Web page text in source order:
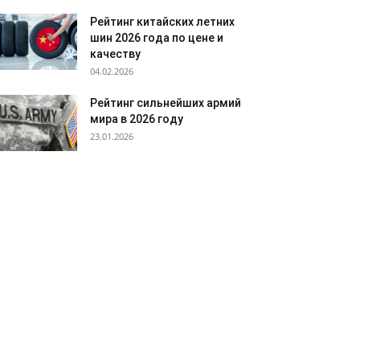
Рейтинг китайских летних
шин 2026 года по цене и
качеству
04.02.2026
Рейтинг сильнейших армий
мира в 2026 году
23.01.2026